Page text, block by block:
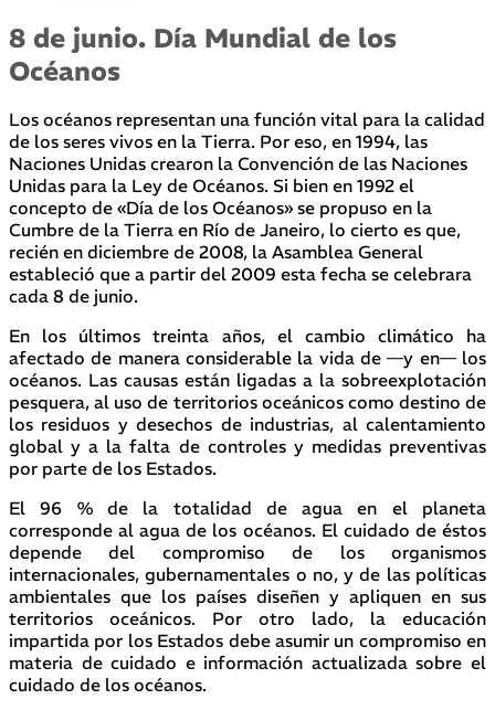
8 de junio. Día Mundial de los
Océanos
Los océanos representan una función vital para la calidad
de los seres vivos en la Tierra. Por eso, en 1994, las
Naciones Unidas crearon la Convención de las Naciones
Unidas para la Ley de Océanos. Si bien en 1992 el
concepto de «Día de los Océanos» se propuso en la
Cumbre de la Tierra en Río de Janeiro, lo cierto es que,
recién en diciembre de 2008, la Asamblea General
estableció que a partir del 2009 esta fecha se celebrara
cada 8 de junio.
En los últimos treinta años, el cambio climático ha
afectado de manera considerable la vida de —y en— los
océanos. Las causas están ligadas a la sobreexplotación
pesquera, al uso de territorios oceánicos como destino de
los residuos y desechos de industrias, al calentamiento
global y a la falta de controles y medidas preventivas
por parte de los Estados.
El 96 % de la totalidad de agua en el planeta
corresponde al agua de los océanos. El cuidado de éstos
depende del compromiso de los organismos
internacionales, gubernamentales o no, y de las políticas
ambientales que los países diseñen y apliquen en sus
territorios oceánicos. Por otro lado, la educación
impartida por los Estados debe asumir un compromiso en
materia de cuidado e información actualizada sobre el
cuidado de los océanos.